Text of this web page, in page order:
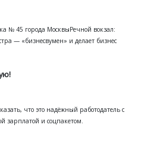
№ 45 города МосквыРечной вокзал:
— «бизнесвумен» и делает бизнес
что это надёжный работодатель с
зарплатой и соцпакетом.